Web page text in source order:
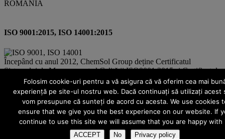
ROMÂNIA
ISO 9001:2015, ISO 14001:2015
Începând cu anul 2012, ChemSol Group deține Certificatul
Sistemului de Management al Calității ISO9001:2015 și Certificatul
Sistemului de Management al Mediului ISO14001:2015.
Pro-X Products Catalog
Open / Download: 13Mb.
Folosim cookie-uri pentru a vă asigura că vă oferim cea mai
experiență pe site-ul nostru web. Dacă continuați să utilizați acest
vom presupune că sunteți de acord cu acesta. We use cookies
ensure that we give you the best experience on our website. If
continue to use this site we will assume that you are happy with
ACCEPT No Privacy policy